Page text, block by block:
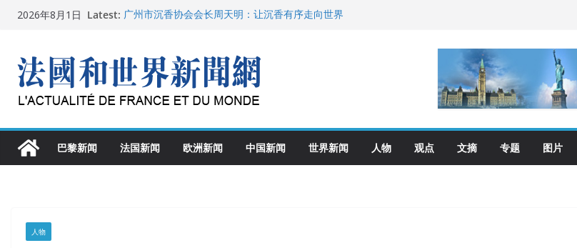
Skip2026年8月1日 Latest: 广州市沉香协会会长周天明：让沉香有序走向世界
从一杯沉香叶茶到一缕海南天香：加拿大茶艺师邓岚月海南沉香
文化考察纪行
父亲的日记
巴黎新闻 法国新闻 欧洲新闻 中国新闻 世界新闻 人物 观点 文摘 专题 图片
人物